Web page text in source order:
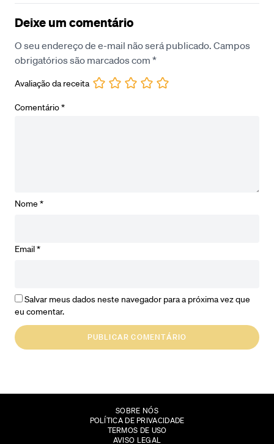
Deixe um comentário
O seu endereço de e-mail não será publicado. Campos
obrigatórios são marcados com *
Avaliação da receita
Comentário*
Nome *
Email*
Salvar meus dados neste navegador para a próxima vez que
eu comentar.
SOBRE NÓS
POLÍTICA DE PRIVACIDADE
TERMOS DE USO
AVISO LEGAL